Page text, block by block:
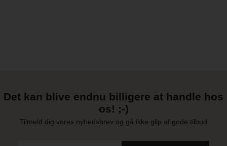
Det kan blive endnu billigere at handle hos
os! ;-)
Tilmeld dig vores nyhedsbrev og gå ikke glip af gode tilbud